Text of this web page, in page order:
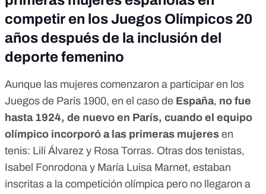
competir en los Juegos Olímpicos 20
años después de la inclusión del
deporte femenino
Aunque las mujeres comenzaron a participar en los
Juegos de París 1900, en el caso de España, no fue
hasta 1924, de nuevo en París, cuando el equipo
olímpico incorporó a las primeras mujeres en
tenis: Lilí Álvarez y Rosa Torras. Otras dos tenistas,
Isabel Fonrodona y María Luisa Marnet, estaban
inscritas a la competición olímpica pero no llegaron a